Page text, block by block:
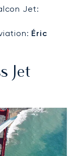
Jet:
Éric
Jet